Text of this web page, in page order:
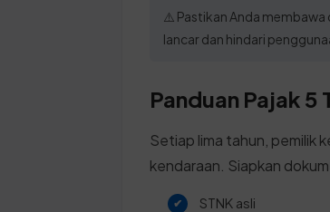
⚠️ Pastikan Anda membawa
lancar dan hindari
Panduan Pajak 5
Setiap lima tahun, pemilik
kendaraan. Siapkan
STNK asli